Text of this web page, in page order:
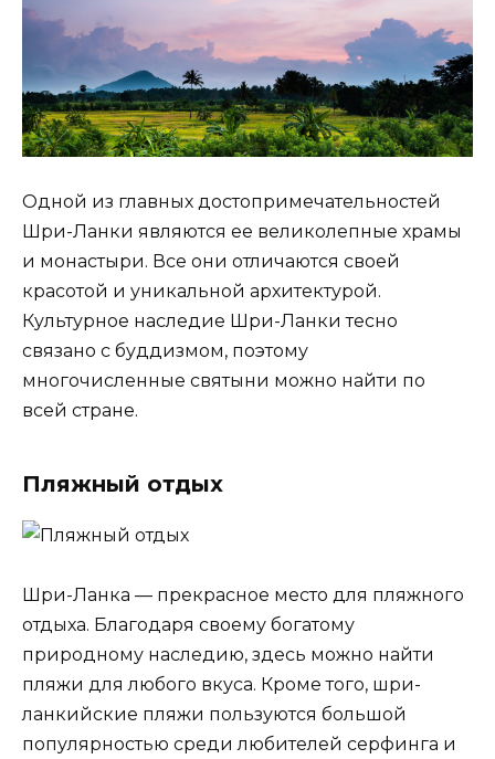
Одной из главных достопримечательностей
Шри-Ланки являются ее великолепные храмы
и монастыри. Все они отличаются своей
красотой и уникальной архитектурой.
Культурное наследие Шри-Ланки тесно
связано с буддизмом, поэтому
многочисленные святыни можно найти по
всей стране.
Пляжный отдых
Шри-Ланка — прекрасное место для пляжного
отдыха. Благодаря своему богатому
природному наследию, здесь можно найти
пляжи для любого вкуса. Кроме того, шри-
ланкийские пляжи пользуются большой
популярностью среди любителей серфинга и